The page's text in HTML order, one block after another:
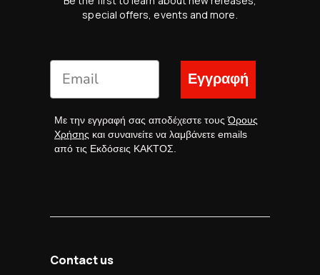
special offers, events and more.
Εγγραφή
Με την εγγραφή σας αποδέχεστε τουςΌρους
Χρήσης και συναινείτε να λαμβάνετε emails
από τις Εκδόσεις ΚΑΚΤΟΣ.
Contact us